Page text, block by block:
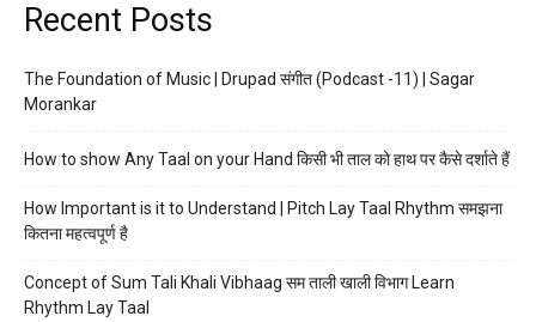
Recent Posts
The Foundation of Music | Drupad संगीत (Podcast -11) | Sagar
Morankar
How to show Any Taal on your Hand किसी भी ताल को हाथ पर कैसे दर्शाते हैं
How Important is it to Understand | Pitch Lay Taal Rhythm समझना
कितना महत्वपूर्ण है
Concept of Sum Tali Khali Vibhaag सम ताली खाली विभाग Learn
Rhythm Lay Taal